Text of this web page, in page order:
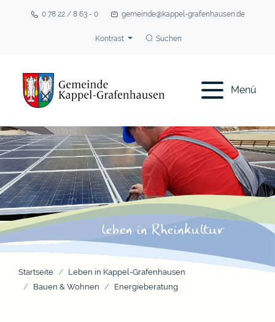
0 78 22 / 8 63 - 0 gemeinde@kappel-grafenhausen.de
Kontrast Suchen
Menü
Startseite
Leben in Kappel-Grafenhausen
Bauen & Wohnen
Energieberatung